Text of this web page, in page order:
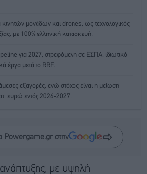
κινητών μονάδων και drones, ως τεχνολογικός
με 100% ελληνική κατασκευή.
για 2027, στρεφόμενη σε ΕΣΠΑ, ιδιωτικό
έργα μετά το RRF.
εξαγορές, ενώ στόχος είναι η μείωση
ευρώ εντός 2026-2027.
Powergame.gr στην
με υψηλή